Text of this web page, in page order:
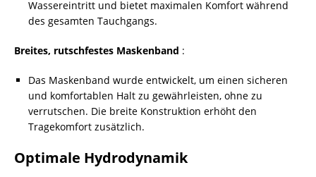
Wassereintritt und bietet maximalen Komfort während
des gesamten Tauchgangs.
Breites, rutschfestes Maskenband :
Das Maskenband wurde entwickelt, um einen sicheren
und komfortablen Halt zu gewährleisten, ohne zu
verrutschen. Die breite Konstruktion erhöht den
Tragekomfort zusätzlich.
Optimale Hydrodynamik